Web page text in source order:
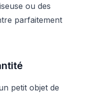
ou des
parfaitement
petit objet de